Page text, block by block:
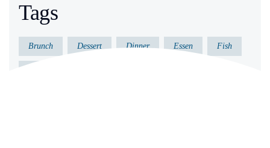
Tags
Brunch Dessert Dinner Essen Fish